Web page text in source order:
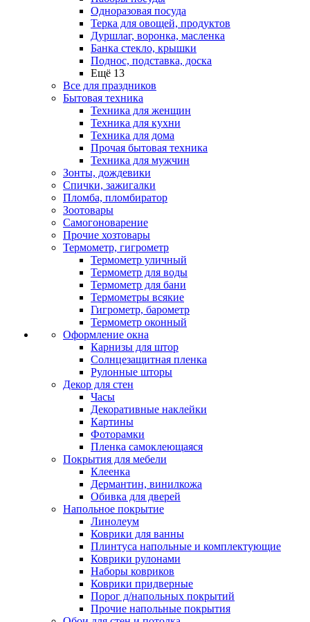
Одноразовая посуда
Терка для овощей, продуктов
Дуршлаг, воронка, масленка
Банка стекло, крышки
Поднос, подставка, доска
Ещё 13
Все для праздников
Бытовая техника
Техника для женщин
Техника для кухни
Техника для дома
Прочая бытовая техника
Техника для мужчин
Зонты, дождевики
Спички, зажигалки
Пломба, пломбиратор
Зоотовары
Самогоноварение
Прочие хозтовары
Термометр, гигрометр
Термометр уличный
Термометр для воды
Термометр для бани
Термометры всякие
Гигрометр, барометр
Термометр оконный
Оформление окна
Карнизы для штор
Солнцезащитная пленка
Рулонные шторы
Декор для стен
Часы
Декоративные наклейки
Картины
Фоторамки
Пленка самоклеющаяся
Покрытия для мебели
Клеенка
Дермантин, винилкожа
Обивка для дверей
Напольное покрытие
Линолеум
Коврики для ванны
Плинтуса напольные и комплектующие
Коврики рулонами
Наборы ковриков
Коврики придверные
Порог д/напольных покрытий
Прочие напольные покрытия